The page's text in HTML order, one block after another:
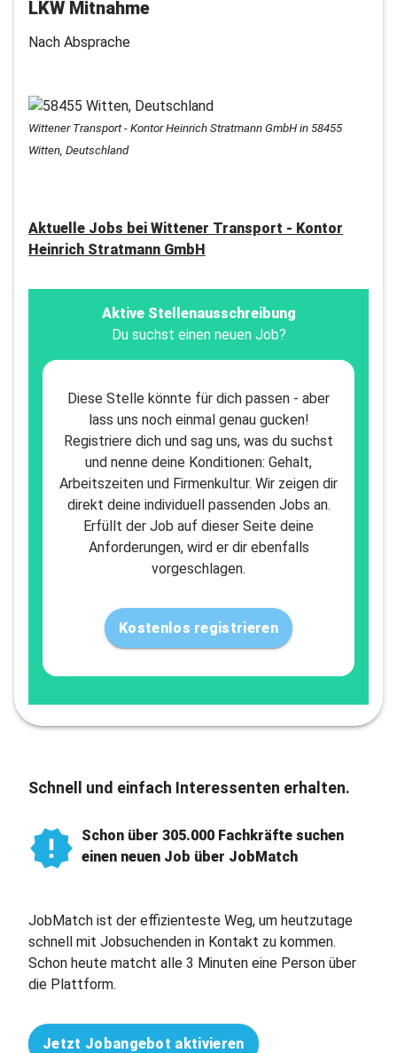
LKW Mitnahme
Nach Absprache
Wittener Transport - Kontor Heinrich Stratmann GmbH in 58455
Witten, Deutschland
Aktuelle Jobs bei Wittener Transport - Kontor
Heinrich Stratmann GmbH
Aktive Stellenausschreibung
Du suchst einen neuen Job?
Diese Stelle könnte für dich passen - aber
lass uns noch einmal genau gucken!
Registriere dich und sag uns, was du suchst
und nenne deine Konditionen: Gehalt,
Arbeitszeiten und Firmenkultur. Wir zeigen dir
direkt deine individuell passenden Jobs an.
Erfüllt der Job auf dieser Seite deine
Anforderungen, wird er dir ebenfalls
vorgeschlagen.
Kostenlos registrieren
Schnell und einfach Interessenten erhalten.
Schon über 305.000 Fachkräfte suchen
einen neuen Job über JobMatch
JobMatch ist der effizienteste Weg, um heutzutage
schnell mit Jobsuchenden in Kontakt zu kommen.
Schon heute matcht alle 3 Minuten eine Person über
die Plattform.
Jetzt Jobangebot aktivieren